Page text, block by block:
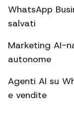
WhatsApp
salvati
Marketing AI-
autonome
Agenti AI su
e vendite